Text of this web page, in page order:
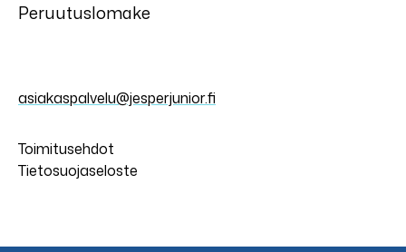
Peruutuslomake
asiakaspalvelu@jesperjunior.fi
Toimitusehdot
Tietosuojaseloste